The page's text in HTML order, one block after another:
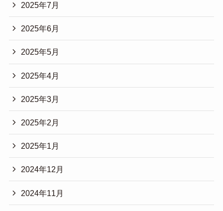
2025年7月
2025年6月
2025年5月
2025年4月
2025年3月
2025年2月
2025年1月
2024年12月
2024年11月